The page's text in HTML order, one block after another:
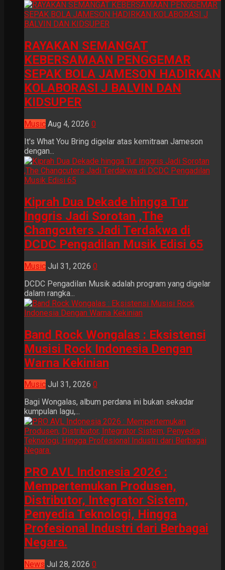
RAYAKAN SEMANGAT
KEBERSAMAAN PENGGEMAR
SEPAK BOLA JAMESON HADIRKAN
KOLABORASI J BALVIN DAN
KIDSUPER
Music Aug 4, 2026 0
It's What You Bring digelar atas kemitraan Jameson
dengan...
Kiprah Dua Dekade hingga Tur
Inggris Jadi Sorotan ,The
Changcuters Jadi Terdakwa di
DCDC Pengadilan Musik Edisi 65
Music Jul 31, 2026 0
DCDC Pengadilan Musik adalah program yang digelar
dalam rangka...
Band Rock Wongalas : Eksistensi
Musisi Rock Indonesia Dengan
Warna Kekinian
Music Jul 31, 2026 0
Bagi Wongalas, album perdana ini bukan sekadar
kumpulan lagu,...
PRO AVL Indonesia 2026 :
Mempertemukan Produsen,
Distributor, Integrator Sistem,
Penyedia Teknologi, Hingga
Profesional Industri dari Berbagai
Negara.
News Jul 28, 2026 0